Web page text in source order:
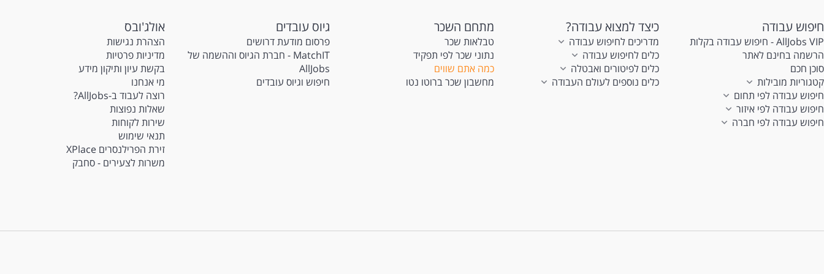
חיפוש עבודה
AllJobs VIP - חיפוש עבודה בקלות
הרשמה בחינם לאתר
סוכן חכם
קטגוריות מובילות
חיפוש עבודה לפי תחום
חיפוש עבודה לפי איזור
חיפוש עבודה לפי חברה
כיצד למצוא עבודה?
מדריכים לחיפוש עבודה
כלים לחיפוש עבודה
כלים לפיטורים ואבטלה
כלים נוספים לעולם העבודה
מתחם השכר
טבלאות שכר
נתוני שכר לפי תפקיד
כמה אתם שווים
מחשבון שכר ברוטו נטו
גיוס עובדים
פרסום מודעת דרושים
MatchIT - חברת הגיוס וההשמה של
AllJobs
חיפוש וגיוס עובדים
אולג'ובס
הצהרת נגישות
מדיניות פרטיות
בקשת עיון ותיקון מידע
מי אנחנו
רוצה לעבוד ב-AllJobs?
שאלות נפוצות
שירות לקוחות
תנאי שימוש
זירת הפרילנסרים XPlace
משרות לצעירים - סחבק